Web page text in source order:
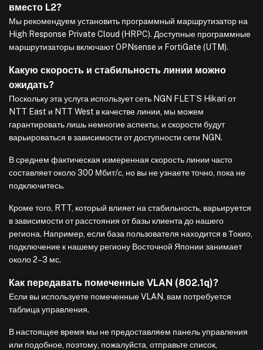
вместо L2?
Мы рекомендуем установить программный маршрутизатор на
High Response Private Cloud (HRPC). Доступные программные
маршрутизаторы включают OPNsense и FortiGate (UTM).
Какую скорость и стабильность линии можно
ожидать?
Поскольку эта услуга использует сеть NGN FLET’S Hikari от
NTT East и NTT West в качестве линии, мы можем
гарантировать лишь немногие аспекты, и скорости будут
варьироваться в зависимости от доступности сети NGN.
В среднем фактическая измеренная скорость линии часто
составляет около 300 Мбит/с, но вы не узнаете точно, пока не
подключитесь.
Кроме того, RTT, который влияет на стабильность, варьируется
в зависимости от расстояния от базы клиента до нашего
региона. Например, если база пользователя находится в Токио,
подключение к нашему региону Восточной Японии занимает
около 2–3 мс.
Как передавать помеченные VLAN (802.1q)?
Если вы используете помеченные VLAN, вам потребуется
таблица управления.
В настоящее время мы не предоставляем панель управления
или подобное, поэтому, пожалуйста, отправьте список,